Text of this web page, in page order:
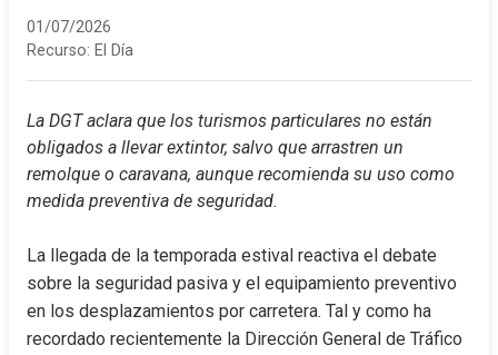
01/07/2026
Recurso: El Día
La DGT aclara que los turismos particulares no están
obligados a llevar extintor, salvo que arrastren un
remolque o caravana, aunque recomienda su uso como
medida preventiva de seguridad.
La llegada de la temporada estival reactiva el debate
sobre la seguridad pasiva y el equipamiento preventivo
en los desplazamientos por carretera. Tal y como ha
recordado recientemente la Dirección General de Tráfico